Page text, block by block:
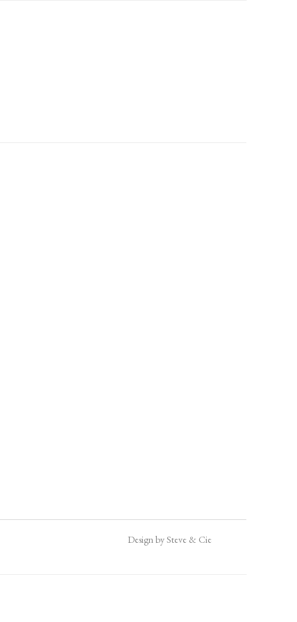
Design by Steve & Cie